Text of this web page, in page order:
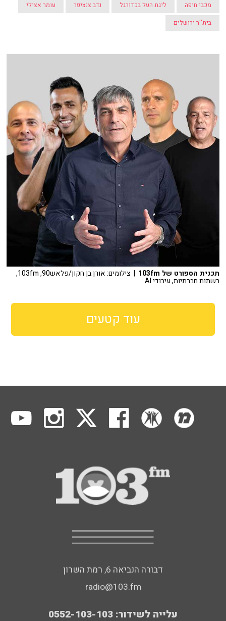
מכבי חיפה ליגת העל בכדורגל נדב צנציפר
עומר אצילי
בית''ר ירושלים
תכנית הספורט של 103fm | צילומים: אורן בן חקון/פלאש90, 103fm,
רשתות חברתיות, עיבודי AI
עוד קטעים
דבורה הנביאה 6, רמת השרון
radio@103.fm
עלייה לשידור: 0552-103-103